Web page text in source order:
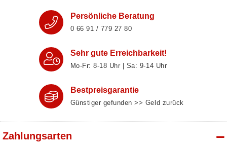
Persönliche Beratung
0 66 91 / 779 27 80
Sehr gute Erreichbarkeit!
Mo-Fr: 8‑18 Uhr | Sa: 9‑14 Uhr
Bestpreisgarantie
Günstiger gefunden >> Geld zurück
Zahlungsarten